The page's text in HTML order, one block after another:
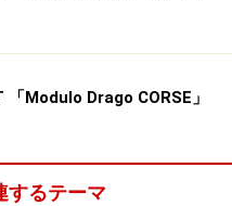
「Modulo Drago CORSE」
するテーマ